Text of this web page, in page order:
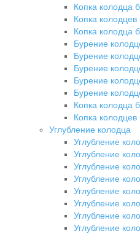
Копка колодца
Копка
Копка колодца
Бурение
Бурение
Бурение
Бурение
Бурение
Копка колодца
Копка
Углубление колодца
Углубление
Углубление
Углубление
Углубление
Углубление
Углубление
Углубление
Углубление